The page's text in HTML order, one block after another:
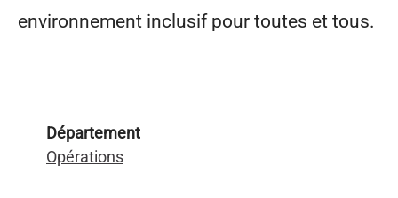
environnement inclusif pour toutes et tous.
Département
Opérations